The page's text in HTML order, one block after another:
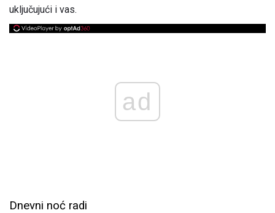
uključujući i vas.
ad
Dnevni noć radi